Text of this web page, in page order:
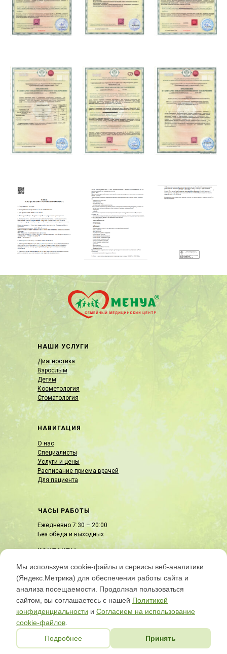
Мы используем cookie-файлы и сервисы веб-аналитики
(Яндекс.Метрика) для обеспечения работы сайта и
анализа посещаемости. Продолжая пользоваться
сайтом, вы соглашаетесь с нашей Политикой
конфиденциальности и Согласием на использование
cookie-файлов
Подробнее
Принять
НАШИ УСЛУГИ
Диагностика
Взрослым
Детям
Косметология
Стоматология
НАВИГАЦИЯ
О нас
Специалисты
Услуги и цены
Расписание приема врачей
Для пациента
ЧАСЫ РАБОТЫ
Ежедневно 7:30 – 20:00
Без обеда и выходных
8(862) 3000-105
mcdagomys@yandex.ru
2022 © Все права защищены.
ООО "Медицинский центр "Дагомыс"
Дата государственной регистрации 14.06.2012
КОНТАКТЫ